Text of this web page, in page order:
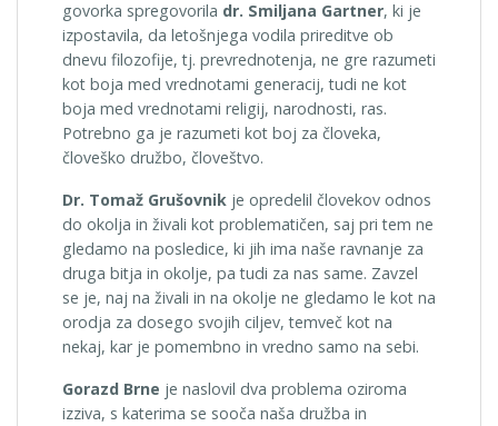
govorka spregovorila dr. Smiljana Gartner, ki je
izpostavila, da letošnjega vodila prireditve ob
dnevu filozofije, tj. prevrednotenja, ne gre razumeti
kot boja med vrednotami generacij, tudi ne kot
boja med vrednotami religij, narodnosti, ras.
Potrebno ga je razumeti kot boj za človeka,
človeško družbo, človeštvo.
Dr. Tomaž Grušovnik je opredelil človekov odnos
do okolja in živali kot problematičen, saj pri tem ne
gledamo na posledice, ki jih ima naše ravnanje za
druga bitja in okolje, pa tudi za nas same. Zavzel
se je, naj na živali in na okolje ne gledamo le kot na
orodja za dosego svojih ciljev, temveč kot na
nekaj, kar je pomembno in vredno samo na sebi.
Gorazd Brne je naslovil dva problema oziroma
izziva, s katerima se sooča naša družba in